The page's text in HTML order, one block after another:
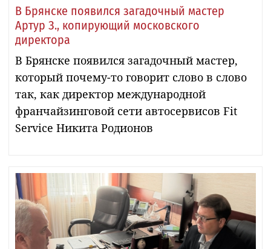
В Брянске появился загадочный мастер
Артур З., копирующий московского
директора
В Брянске появился загадочный мастер,
который почему-то говорит слово в слово
так, как директор международной
франчайзинговой сети автосервисов Fit
Service Никита Родионов